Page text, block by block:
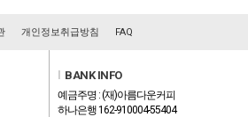
개인정보취급방침 FAQ
BANK INFO
예금주명 : (재)아름다운커피
하나은행 162-910004-55404